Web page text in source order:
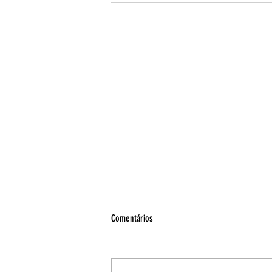
O PAPEL DE LULA NO CONTROLE DA
ESQUERDA
Comentários